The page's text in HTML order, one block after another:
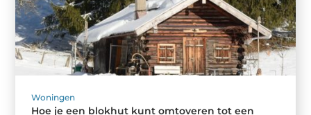
Woningen
Hoe je een blokhut kunt omtoveren tot een